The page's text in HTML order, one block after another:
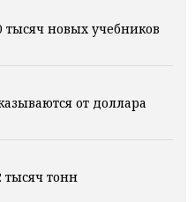
тысяч новых учебников
от доллара
тысяч тонн